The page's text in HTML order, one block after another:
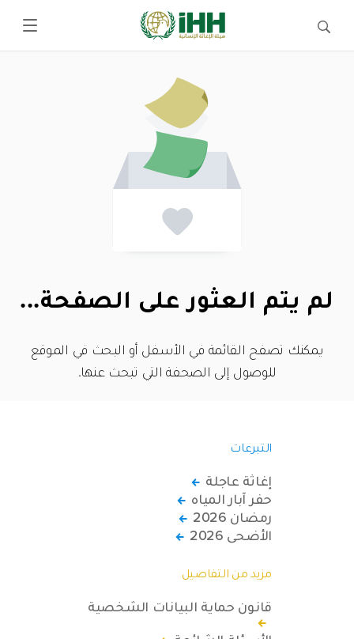
لم يتم العثور على الصفحة...
يمكنك تصفح القائمة في الأسفل أو البحث في الموقع
للوصول إلى الصحفة التي تبحث عنها.
التبرعات
إغاثة عاجلة
حفر آبار المياه
رمضان 2026
الأضحى 2026
مزيد من التفاصيل
قانون حماية البيانات الشخصية